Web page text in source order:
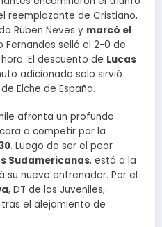
reemplazante de Cristiano,
Rúben Neves y marcó el
Fernandes selló el 2-0 de
El descuento de Lucas
adicionado solo sirvió
Elche de España.
afronta un profundo
a competir por la
. Luego de ser el peor
Sudamericanas, está a la
su nuevo entrenador. Por el
, DT de las Juveniles,
el alejamiento de